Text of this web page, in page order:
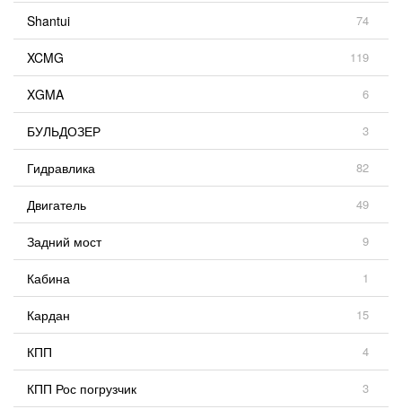
Shantui 74
XCMG 119
XGMA 6
БУЛЬДОЗЕР 3
Гидравлика 82
Двигатель 49
Задний мост 9
Кабина 1
Кардан 15
КПП 4
КПП Рос погрузчик 3